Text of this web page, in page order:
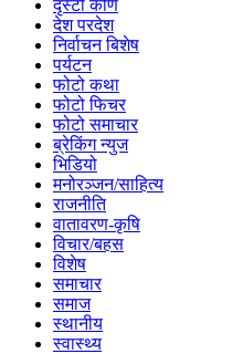
दृस्टी कोण
देश परदेश
निर्वाचन बिशेष
पर्यटन
फोटो कथा
फोटो फिचर
फोटो समाचार
ब्रेकिंग न्युज
भिडियो
मनोरञ्जन/साहित्य
राजनीति
वातावरण-कृषि
विचार/बहस
विशेष
समाचार
समाज
स्थानीय
स्वास्थ्य